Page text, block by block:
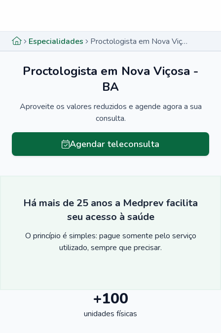
Especialidades Proctologista em Nova Viçosa - BA
Proctologista em Nova Viçosa -
BA
Aproveite os valores reduzidos e agende agora a sua
consulta.
Agendar teleconsulta
Há mais de 25 anos a Medprev facilita
seu acesso à saúde
O princípio é simples: pague somente pelo serviço
utilizado, sempre que precisar.
+100
unidades físicas